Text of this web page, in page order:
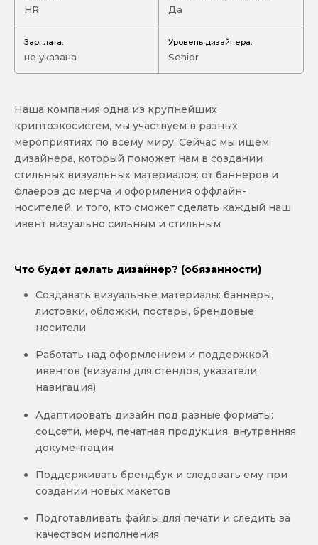
HR Да
Зарплата:
не указана
Уровень дизайнера:
Senior
Наша компания одна из крупнейших
криптоэкосистем, мы участвуем в разных
мероприятиях по всему миру. Сейчас мы ищем
дизайнера, который поможет нам в создании
стильных визуальных материалов: от баннеров и
флаеров до мерча и оформления оффлайн-
носителей, и того, кто сможет сделать каждый наш
ивент визуально сильным и стильным
Что будет делать дизайнер? (обязанности)
Создавать визуальные материалы: баннеры,
листовки, обложки, постеры, брендовые
носители
Работать над оформлением и поддержкой
ивентов (визуалы для стендов, указатели,
навигация)
Адаптировать дизайн под разные форматы:
соцсети, мерч, печатная продукция, внутренняя
документация
Поддерживать брендбук и следовать ему при
создании новых макетов
Подготавливать файлы для печати и следить за
качеством исполнения